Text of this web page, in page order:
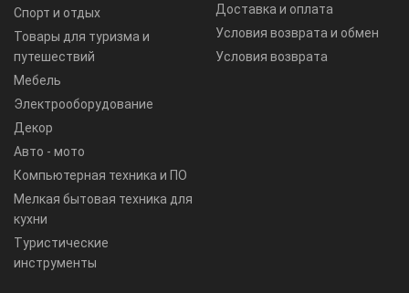
Спорт и отдых
Товары для туризма и
путешествий
Мебель
Электрооборудование
Декор
Авто - мото
Компьютерная техника и ПО
Мелкая бытовая техника для
кухни
Туристические
инструменты
Доставка и оплата
Условия возврата и обмен
Условия возврата